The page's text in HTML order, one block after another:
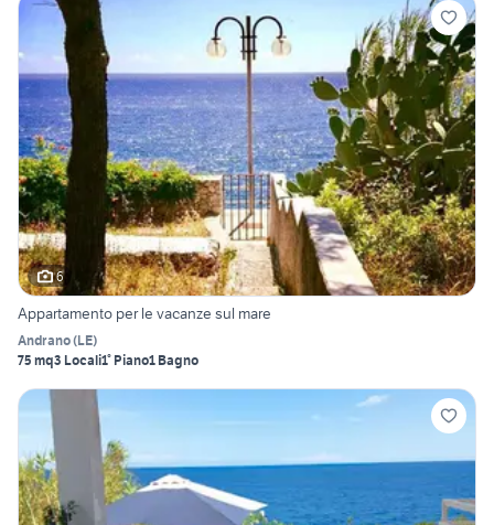
6
Appartamento per le vacanze sul mare
Andrano(LE)
75 mq3 Locali1° Piano1 Bagno